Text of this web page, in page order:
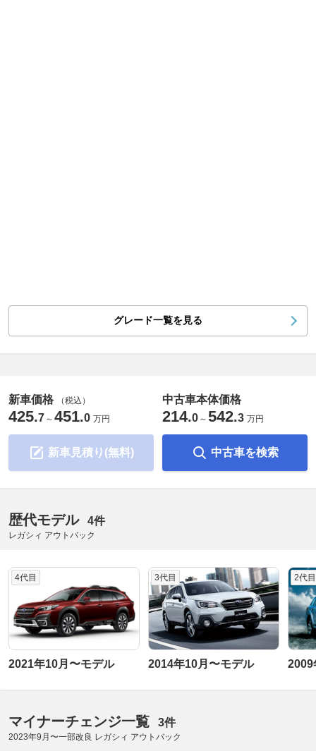
グレード一覧を見る
新車価格 （税込）
425.7 ～ 451.0 万円
新車見積り(無料)
中古車本体価格
214.0 ～ 542.3 万円
中古車を検索
歴代モデル 4件
レガシィ アウトバック
4代目
2021年10月〜モデル
3代目
2014年10月〜モデル
2代目
2009
マイナーチェンジ一覧 3件
2023年9月〜一部改良 レガシィ アウトバック